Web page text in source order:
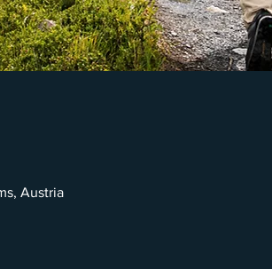
Austria